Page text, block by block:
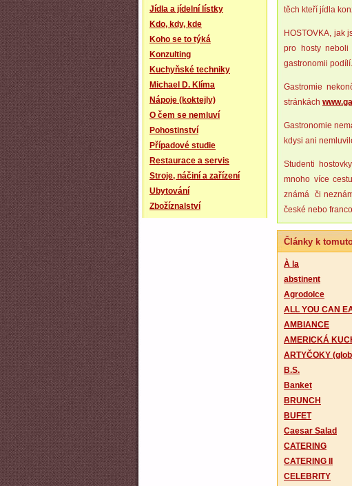
Jídla a jídelní lístky
Kdo, kdy, kde
Koho se to týká
Konzulting
Kuchyňské techniky
Michael D. Klíma
Nápoje (koktejly)
O čem se nemluví
Pohostinství
Případové studie
Restaurace a servis
Stroje, náčiní a zařízení
Ubytování
Zbožíznalství
těch kteří jídla
HOSTOVKA, jak
pro hosty
gastronomii podílí.
Gastromie
stránkách
Gastronomie
kdysi ani
Studenti
mnoho více
známá či
české nebo
Články k
À la
abstinent
Agrodolce
ALL YOU CAN
AMBIANCE
AMERICKÁ
ARTYČOKY
B.S.
Banket
BRUNCH
BUFET
Caesar Salad
CATERING
CATERING II
CELEBRITY